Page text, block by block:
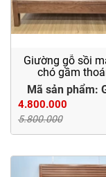
Hệ
Giường gỗ sồi
chó gầm
Mã sản phẩm:
4.800.000
5.800.000